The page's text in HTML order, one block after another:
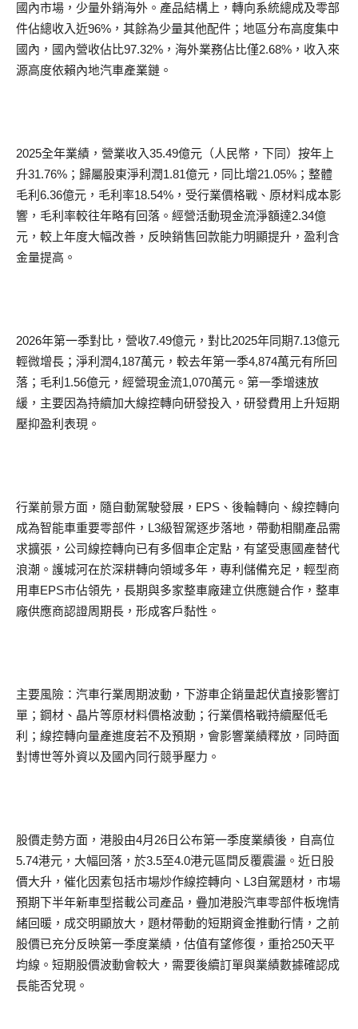
國內市場，少量外銷海外。產品結構上，轉向系統總成及零部
件佔總收入近96%，其餘為少量其他配件；地區分布高度集中
國內，國內營收佔比97.32%，海外業務佔比僅2.68%，收入來
源高度依賴內地汽車產業鏈。
2025全年業績，營業收入35.49億元（人民幣，下同）按年上
升31.76%；歸屬股東淨利潤1.81億元，同比增21.05%；整體
毛利6.36億元，毛利率18.54%，受行業價格戰、原材料成本影
響，毛利率較往年略有回落。經營活動現金流淨額達2.34億
元，較上年度大幅改善，反映銷售回款能力明顯提升，盈利含
金量提高。
2026年第一季對比，營收7.49億元，對比2025年同期7.13億元
輕微增長；淨利潤4,187萬元，較去年第一季4,874萬元有所回
落；毛利1.56億元，經營現金流1,070萬元。第一季增速放
緩，主要因為持續加大線控轉向研發投入，研發費用上升短期
壓抑盈利表現。
行業前景方面，隨自動駕駛發展，EPS、後輪轉向、線控轉向
成為智能車重要零部件，L3級智駕逐步落地，帶動相關產品需
求擴張，公司線控轉向已有多個車企定點，有望受惠國產替代
浪潮。護城河在於深耕轉向領域多年，專利儲備充足，輕型商
用車EPS市佔領先，長期與多家整車廠建立供應鏈合作，整車
廠供應商認證周期長，形成客戶黏性。
主要風險：汽車行業周期波動，下游車企銷量起伏直接影響訂
單；鋼材、晶片等原材料價格波動；行業價格戰持續壓低毛
利；線控轉向量產進度若不及預期，會影響業績釋放，同時面
對博世等外資以及國內同行競爭壓力。
股價走勢方面，港股由4月26日公布第一季度業績後，自高位
5.74港元，大幅回落，於3.5至4.0港元區間反覆震盪。近日股
價大升，催化因素包括市場炒作線控轉向、L3自駕題材，市場
預期下半年新車型搭載公司產品，疊加港股汽車零部件板塊情
緒回暖，成交明顯放大，題材帶動的短期資金推動行情，之前
股價已充分反映第一季度業績，估值有望修復，重拾250天平
均線。短期股價波動會較大，需要後續訂單與業績數據確認成
長能否兌現。